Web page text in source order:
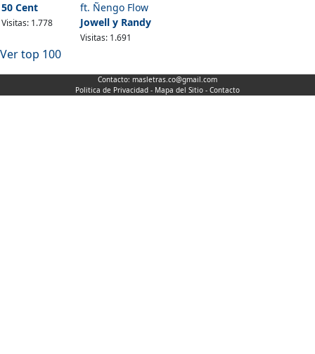
50 Cent
Visitas: 1.778
ft. Ñengo Flow
Jowell y Randy
Visitas: 1.691
Ver top 100
Contacto: masletras.co@gmail.com
Politica de Privacidad - Mapa del Sitio - Contacto